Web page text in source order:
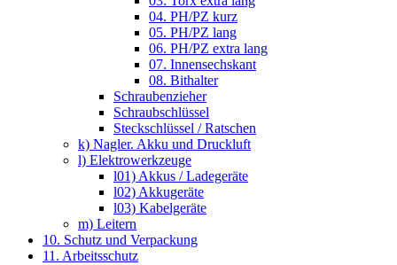
04. PH/PZ kurz
05. PH/PZ lang
06. PH/PZ extra lang
07. Innensechskant
08. Bithalter
Schraubenzieher
Schraubschlüssel
Steckschlüssel / Ratschen
k) Nagler. Akku und Druckluft
l) Elektrowerkzeuge
l01) Akkus / Ladegeräte
l02) Akkugeräte
l03) Kabelgeräte
m) Leitern
10. Schutz und Verpackung
11. Arbeitsschutz